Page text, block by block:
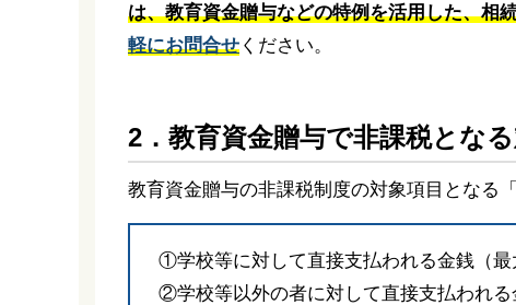
は、教育資金贈与などの特例を活用した、相
軽にお問合せ ください。
2．教育資金贈与で非課税となる
教育資金贈与の非課税制度の対象項目となる
①学校等に対して直接支払われる金銭（最
②学校等以外の者に対して直接支払われる